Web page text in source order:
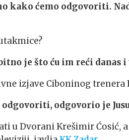
kako ćemo odgovoriti.
je što ću im reći danas i
izjave Ciboninog trenera
odgovorio je
u Dvorani Krešimir